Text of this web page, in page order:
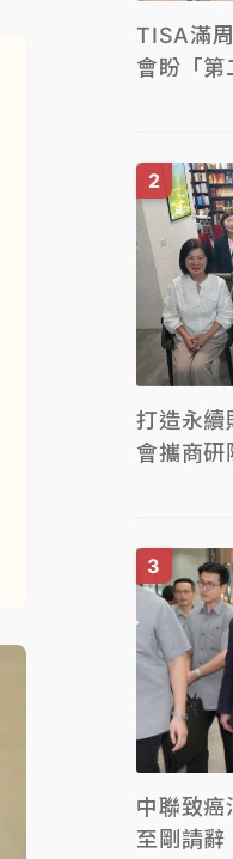
TISA滿
會盼「第
打造永
會攜商研
中聯致癌
至剛請